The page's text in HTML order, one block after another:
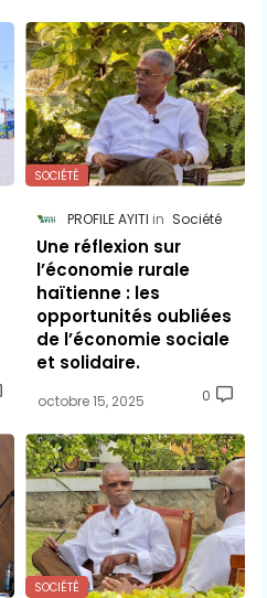
SOCIÉTÉ
PROFILE AYITI Société
Une réflexion sur
l’économie rurale
haïtienne : les
opportunités oubliées
de l’économie sociale
et solidaire.
octobre 15, 2025 0
SOCIÉTÉ